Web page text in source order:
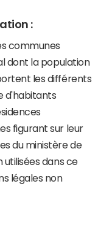
:
communes
dont la population
les différents
d'habitants
figurant sur leur
du ministère de
utilisées dans ce
légales non